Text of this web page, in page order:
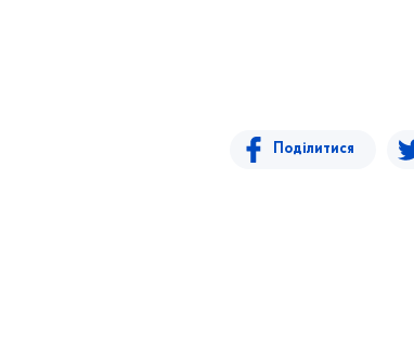
Поділитися